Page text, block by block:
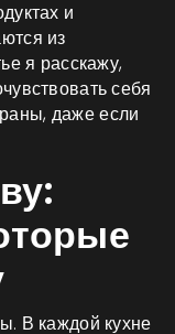
и
из
я расскажу,
себя
даже если
В каждой кухне